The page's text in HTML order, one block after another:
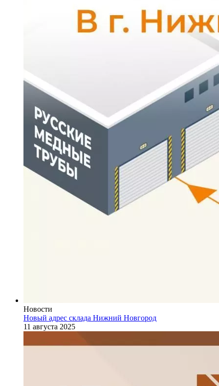
Новости
Новый адрес склада Нижний Новгород
11 августа 2025